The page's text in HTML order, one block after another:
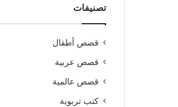
تصنيفات
قصص أطفال
قصص عربية
قصص عالمية
كتب تربوية